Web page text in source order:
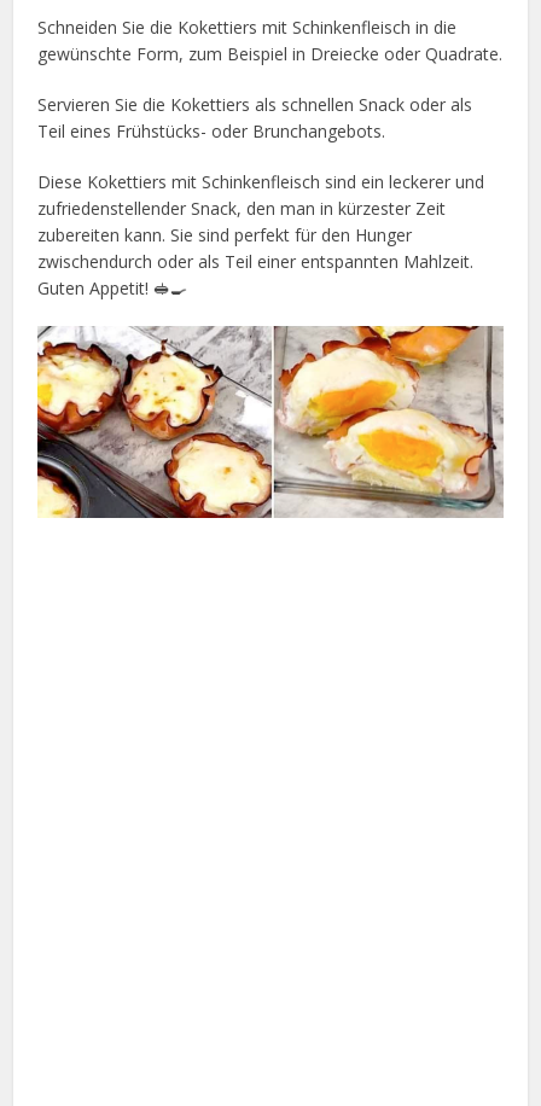
Schneiden Sie die Kokettiers mit Schinkenfleisch in die
gewünschte Form, zum Beispiel in Dreiecke oder Quadrate.
Servieren Sie die Kokettiers als schnellen Snack oder als
Teil eines Frühstücks- oder Brunchangebots.
Diese Kokettiers mit Schinkenfleisch sind ein leckerer und
zufriedenstellender Snack, den man in kürzester Zeit
zubereiten kann. Sie sind perfekt für den Hunger
zwischendurch oder als Teil einer entspannten Mahlzeit.
Guten Appetit! 🥪🍳